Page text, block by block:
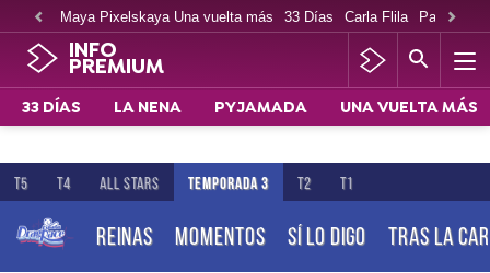
Maya Pixelskaya Una vuelta más 33 Días Carla Flila Paco
INFO
PREMIUM
33 DÍAS LA NENA PYJAMADA UNA VUELTA MÁS
T5 T4 ALL STARS TEMPORADA 3 T2 T1
REINAS MOMENTOS SÍ LO DIGO TRAS LA